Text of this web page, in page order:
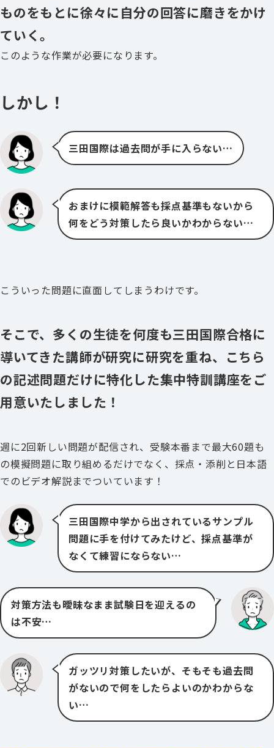
ものをもとに徐々に自分の回答に磨きをかけ
ていく。
このような作業が必要になります。
しかし！
三田国際は過去問が手に入らない…
おまけに模範解答も採点基準もないから
何をどう対策したら良いかわからない…
こういった問題に直面してしまうわけです。
そこで、多くの生徒を何度も三田国際合格に
導いてきた講師が研究に研究を重ね、こちら
の記述問題だけに特化した集中特訓講座をご
用意いたしました！
週に2回新しい問題が配信され、受験本番まで最大60題も
の模擬問題に取り組めるだけでなく、採点・添削と日本語
でのビデオ解説までついています！
三田国際中学から出されているサンプル
問題に手を付けてみたけど、採点基準が
なくて練習にならない…
対策方法も曖昧なまま試験日を迎えるの
は不安…
ガッツリ対策したいが、そもそも過去問
がないので何をしたらよいのかわからな
い…